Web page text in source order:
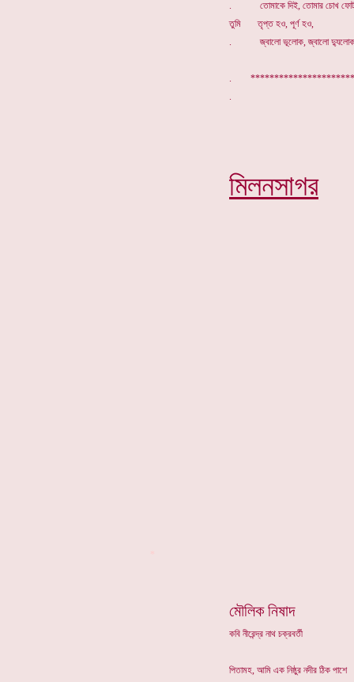
. তোমাকে দিই, তোমার চোখ
তুমি তৃপ্ত হও, পূর্ণ হও,
. জ্বালো ভূলোক, জ্বালো দ্যুলোক
.
মিলনসাগর
মৌলিক নিষাদ
কবি নীরেন্দ্র নাথ চক্রবর্তী
পিতামহ, আমি এক নিষ্ঠুর নদীর ঠিক পাশে